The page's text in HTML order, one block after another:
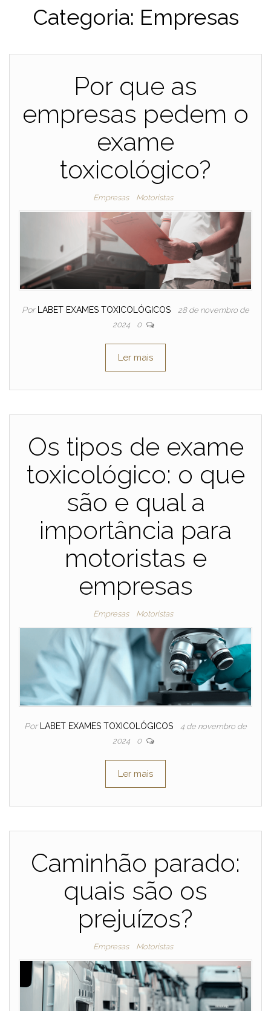
Categoria: Empresas
Por que as
empresas pedem o
exame
toxicológico?
Empresas Motoristas
Por LABET EXAMES TOXICOLÓGICOS
28 de novembro de
2024
0
Ler mais
Os tipos de exame
toxicológico: o que
são e qual a
importância para
motoristas e
empresas
Empresas Motoristas
Por LABET EXAMES TOXICOLÓGICOS
4 de novembro de
2024
0
Ler mais
Caminhão parado:
quais são os
prejuízos?
Empresas Motoristas